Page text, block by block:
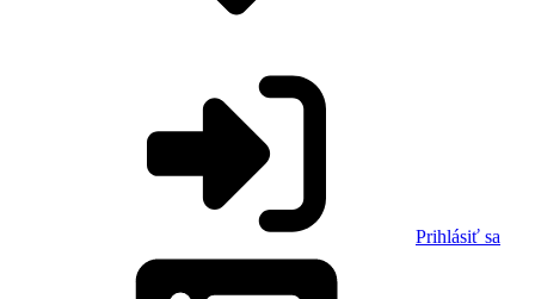
Prihlásiť sa